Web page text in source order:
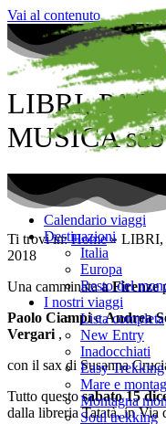
Vai al contenuto
Calendario viaggi
Destinazioni
Italia
Europa
Resto del
I nostri viaggi
Lista completa
New Entry
Inadocchiati
Easy Trekking
Mare e
Montagna
Soul trekking
LIBRI,
MUSICA
Ti trovi in:Home» LIBRI,
2018
Una camminataa Firenze
Paolo CiampieAndrea
Vergari ,
con il sax di Susanna
Tutto questosabato 15
dalla libreria Tatatà, in Via